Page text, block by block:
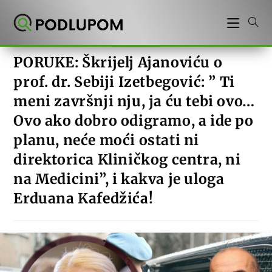
PORUKE: Škrijelj Ajanoviću o
prof. dr. Sebiji Izetbegović: ” Ti
meni završnji nju, ja ću tebi ovo…
Ovo ako dobro odigramo, a ide po
planu, neće moći ostati ni
direktorica Kliničkog centra, ni
na Medicini”, i kakva je uloga
Erduana Kafedžića!